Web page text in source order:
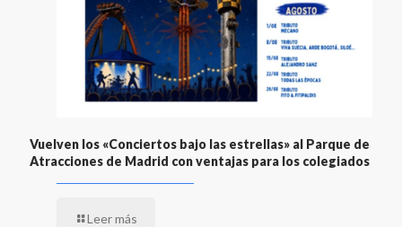
Vuelven los «Conciertos bajo las estrellas» al Parque de
Atracciones de Madrid con ventajas para los colegiados
Leer más